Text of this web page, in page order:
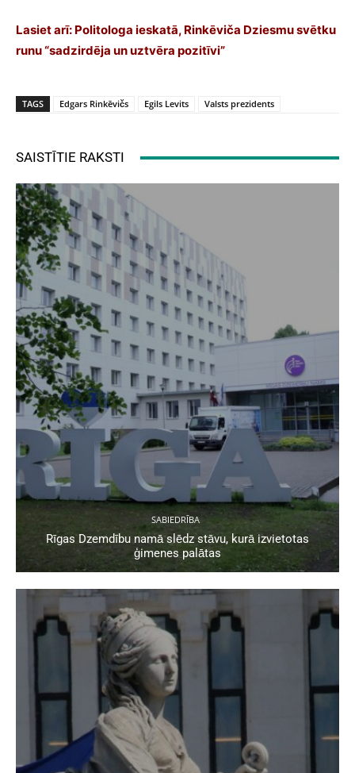
Lasiet arī: Politologa ieskatā, Rinkēviča Dziesmu svētku
runu “sadzirdēja un uztvēra pozitīvi”
TAGS Edgars Rinkēvičs Egils Levits Valsts prezidents
SAISTĪTIE RAKSTI
SABIEDRĪBA
Rīgas Dzemdību namā slēdz stāvu, kurā izvietotas
ģimenes palātas